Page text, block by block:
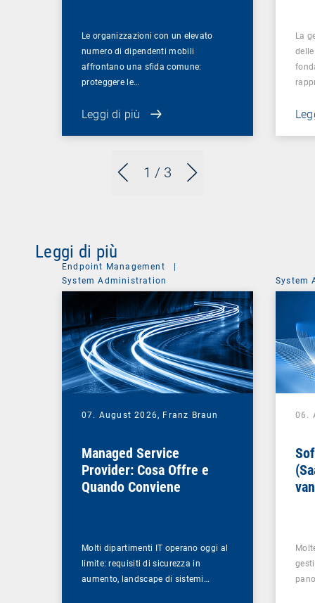
1 / 3
Le organizzazioni con un elevato
numero di dipendenti mobili
affrontano una sfida comune:
proteggere le…
Leggi di più
La
Leggi di più
Endpoint Management
System Administration
07. August 2026, Franz Braun
Managed Service
Provider: Cosa Offre e
Quando Conviene
Molti dipartimenti IT operano oggi al
limite: requisiti di sicurezza in
aumento, landscape di sistemi…
System
06.